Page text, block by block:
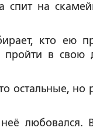
спит на
кто ею
пройти в свою
остальные, но
любовался.